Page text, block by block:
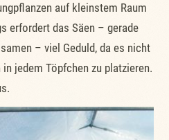
auf kleinstem Raum
erfordert das Säen – gerade
– viel Geduld, da es nicht
jedem Töpfchen zu platzieren.